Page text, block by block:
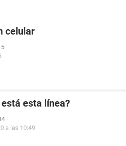
celular
esta línea?
a las 10:49